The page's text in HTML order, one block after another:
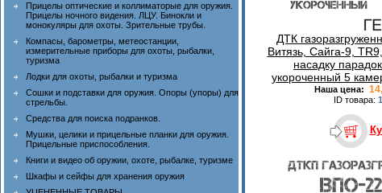
Прицелы оптические и коллиматорые для оружия.
Прицелы ночного видения. ЛЦУ. Бинокли и
монокуляры для охоты. Зрительные трубы.
Компасы, барометры, метеостанции,
измерительные приборы для охоты, рыбалки,
туризма
Лодки для охоты, рыбалки и туризма
Сошки и подставки для оружия. Опоры (упоры) для
стрельбы.
Средства для поиска подранков.
Мушки, целики и прицельные планки для оружия.
Прицельные приспособления.
Книги и видео об оружии, охоте, рыбалке, туризме
Шкафы и сейфы для хранения оружия
ДТК
Витязь, Сайга-9,
насадку
укороченный 5
Наша цена:
ID товара: